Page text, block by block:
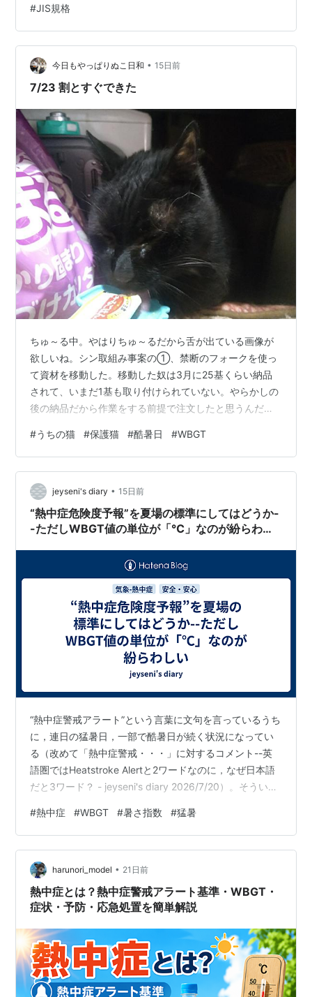
WBGT(暑さ指数)を表示してくれるんだわ。2025年6月の
労働安全衛生規則改正でWBGT測定が努力義務化された
こともあって、工事現場からオフィス、家庭まで需要が
広がってるアイテムだべ。 今回は元店長としての「売
り…
#JIS規格
今日もやっぱりぬこ日和 • 15日前
7/23 割とすぐできた
ちゅ～る中。やはりちゅ～るだから舌が出ている画像が
欲しいね。シン取組み事案の①、禁断のフォークを使っ
て資材を移動した。移動した奴は3月に25基くらい納品
されて、いまだ1基も取り付けられていない。やらかしの
後の納品だから作業をする前提で注文したと思うんだけ
らみの事をしないとだ。 フォークももちろん屋根はある
けど外だから暑い。何でも三重県で40℃超えたとか、し
かーし資材置き場は47℃超え。まあこれは台の上に置い
たから日光の跳ね返りもあるんだと思う。小屋の中で測
るとこんなもんだろなという数値が(右)。でもやはり中の
方が湿度が上がっている。 ひれかつ近…
#うちの猫 #保護猫 #酷暑日 #WBGT
jeyseni's diary • 15日前
“熱中症危険度予報”を夏場の標準にしてはどうか-
-ただしWBGT値の単位が「℃」なのが紛らわし
“熱中症警戒アラート”という言葉に文句を言っているうち
に，連日の猛暑日，一部で酷暑日が続く状況になってい
る（改めて「熱中症警戒・・・」に対するコメント--英
語圏ではHeatstroke Alertと2ワードなのに，なぜ日本語
だと3ワード？ - jeyseni's diary 2026/7/20）。そういえ
度予報」は，複数の地域の1時間ごとの予測を「色」だけ
で表示しており，1画面だけで済まされてしまうのは，こ
の時期としては情報量が少ないのではないかと思った。
色分けの基準は，WBGT（暑さ指数）で，危険（31以上
＝紫色），厳重警戒（28～31＝赤…
#熱中症 #WBGT #暑さ指数 #猛暑
harunori_model • 21日前
熱中症とは？熱中症警戒アラート基準・WBGT・
症状・予防・応急処置を簡単解説